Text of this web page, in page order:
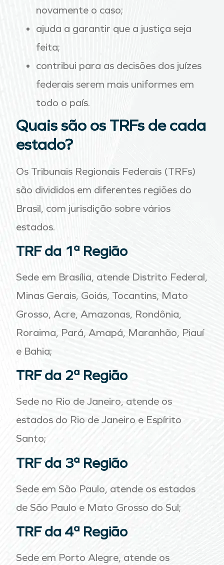
novamente o caso;
ajuda a garantir que a justiça seja
feita;
contribui para as decisões dos juízes
federais serem mais uniformes em
todo o país.
Quais são os TRFs de cada
estado?
Os Tribunais Regionais Federais (TRFs)
são divididos em diferentes regiões do
Brasil, com jurisdição sobre vários
estados.
TRF da 1ª Região
Sede em Brasília, atende Distrito Federal,
Minas Gerais, Goiás, Tocantins, Mato
Grosso, Acre, Amazonas, Rondônia,
Roraima, Pará, Amapá, Maranhão, Piauí
e Bahia;
TRF da 2ª Região
Sede no Rio de Janeiro, atende os
estados do Rio de Janeiro e Espírito
Santo;
TRF da 3ª Região
Sede em São Paulo, atende os estados
de São Paulo e Mato Grosso do Sul;
TRF da 4ª Região
Sede em Porto Alegre, atende os